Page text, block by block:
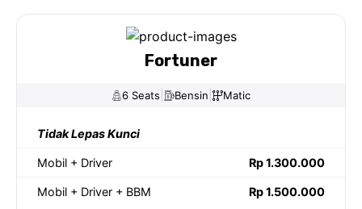
Fortuner
6 Seats Bensin Matic
Tidak Lepas Kunci
Mobil + Driver Rp 1.300.000
Mobil + Driver + BBM Rp 1.500.000